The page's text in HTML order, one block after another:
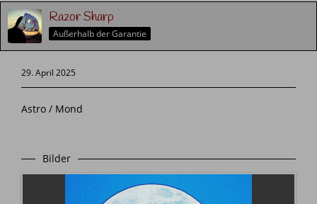
Razor Sharp
Außerhalb der Garantie
29. April 2025
Astro / Mond
Bilder